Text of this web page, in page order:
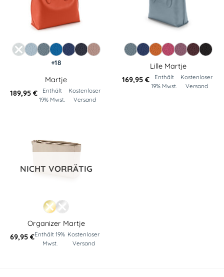
+18
Martje
189,95 €
Enthält
19% Mwst.
Kostenloser
Versand
Lille Martje
169,95 €
Enthält
19% Mwst.
Kostenloser
Versand
NICHT VORRÄTIG
Organizer Martje
69,95 €Enthält 19%
Mwst.
Kostenloser
Versand